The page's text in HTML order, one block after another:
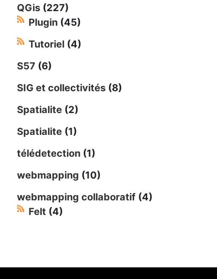
QGis (227)
Plugin (45)
Tutoriel (4)
S57 (6)
SIG et collectivités (8)
Spatialite (2)
Spatialite (1)
télédetection (1)
webmapping (10)
webmapping collaboratif (4)
Felt (4)